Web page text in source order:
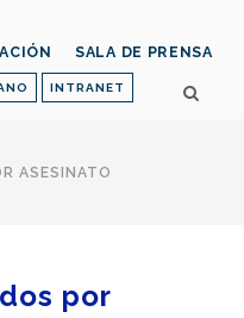
INTRANET
SALA DE PRENSA
ASESINATO
por